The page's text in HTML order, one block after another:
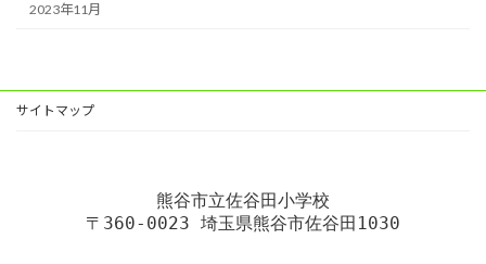
2023年11月
サイトマップ
熊谷市立佐谷田小学校
〒360-0023 埼玉県熊谷市佐谷田1030